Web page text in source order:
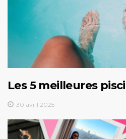
Les 5 meilleures
30 avril 2025